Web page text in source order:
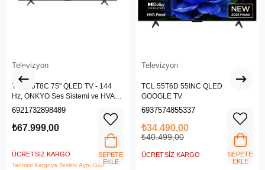
Televizyon
TCL 75T8C 75" QLED TV - 144
Hz, ONKYO Ses Sistemi ve HVA
Panel
6921732898489
₺67.999,00
ÜCRETSIZ KARGO
Tahmini Kargoya Teslim: Aynı Gün
SEPETE
EKLE
Televizyon
TCL 55T6D 55INC QLED
GOOGLE TV
6937574855337
₺34.490,00
₺40.499,00
ÜCRETSIZ KARGO
SEPETE
EKLE